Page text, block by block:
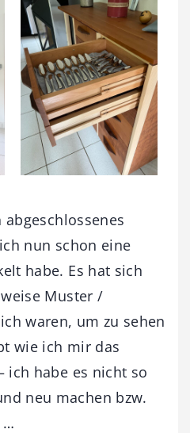
nun schon eine
habe. Es hat sich
Muster /
waren, um zu sehen
wie ich mir das
ich habe es nicht so
neu machen bzw.
…